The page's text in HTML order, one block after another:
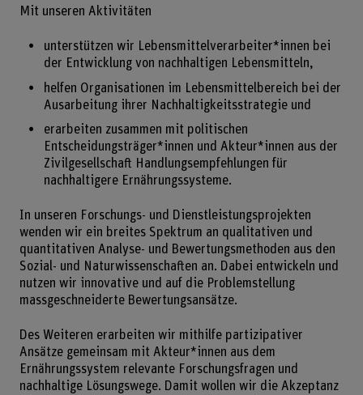
Mit unseren Aktivitäten
unterstützen wir Lebensmittelverarbeiter*innen bei
der Entwicklung von nachhaltigen Lebensmitteln,
helfen Organisationen im Lebensmittelbereich bei der
Ausarbeitung ihrer Nachhaltigkeitsstrategie und
erarbeiten zusammen mit politischen
Entscheidungsträger*innen und Akteur*innen aus der
Zivilgesellschaft Handlungsempfehlungen für
nachhaltigere Ernährungssysteme.
In unseren Forschungs- und Dienstleistungsprojekten
wenden wir ein breites Spektrum an qualitativen und
quantitativen Analyse- und Bewertungsmethoden aus den
Sozial- und Naturwissenschaften an. Dabei entwickeln und
nutzen wir innovative und auf die Problemstellung
massgeschneiderte Bewertungsansätze.
Des Weiteren erarbeiten wir mithilfe partizipativer
Ansätze gemeinsam mit Akteur*innen aus dem
Ernährungssystem relevante Forschungsfragen und
nachhaltige Lösungswege. Damit wollen wir die Akzeptanz